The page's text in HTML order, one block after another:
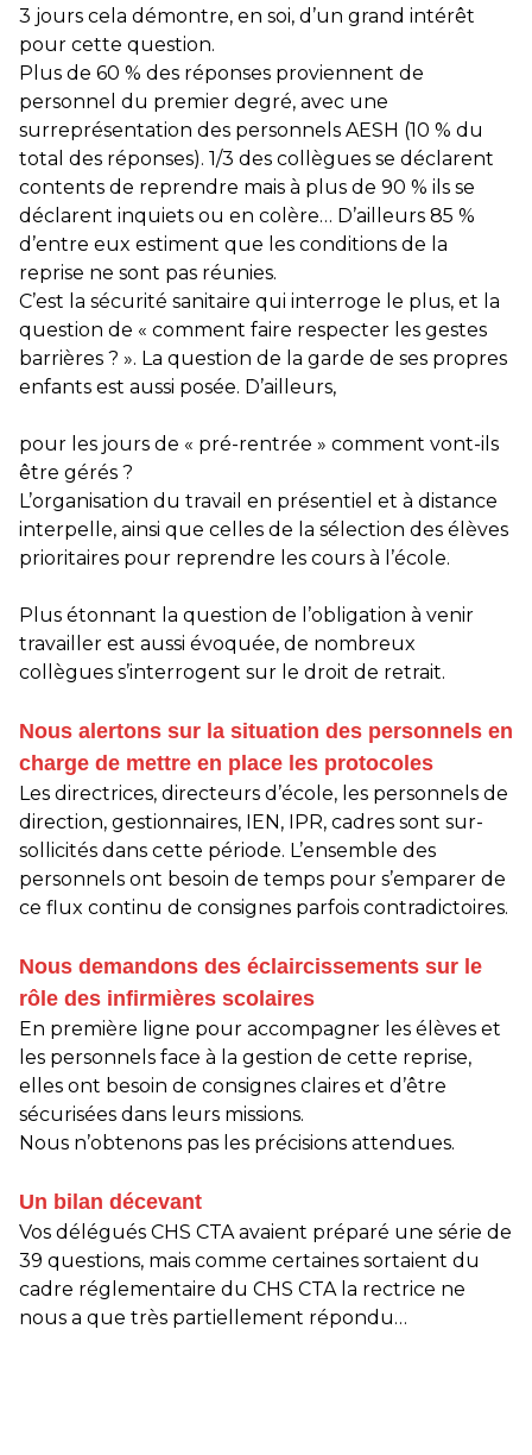
3 jours cela démontre, en soi, d’un grand intérêt
pour cette question.
Plus de 60 % des réponses proviennent de
personnel du premier degré, avec une
surreprésentation des personnels AESH (10 % du
total des réponses). 1/3 des collègues se déclarent
contents de reprendre mais à plus de 90 % ils se
déclarent inquiets ou en colère… D’ailleurs 85 %
d’entre eux estiment que les conditions de la
reprise ne sont pas réunies.
C’est la sécurité sanitaire qui interroge le plus, et la
question de « comment faire respecter les gestes
barrières ? ». La question de la garde de ses propres
enfants est aussi posée. D’ailleurs,
pour les jours de « pré-rentrée » comment vont-ils
être gérés ?
L’organisation du travail en présentiel et à distance
interpelle, ainsi que celles de la sélection des élèves
prioritaires pour reprendre les cours à l’école.
Plus étonnant la question de l’obligation à venir
travailler est aussi évoquée, de nombreux
collègues s’interrogent sur le droit de retrait.
Nous alertons sur la situation des personnels en
charge de mettre en place les protocoles
Les directrices, directeurs d’école, les personnels de
direction, gestionnaires, IEN, IPR, cadres sont sur-
sollicités dans cette période. L’ensemble des
personnels ont besoin de temps pour s’emparer de
ce flux continu de consignes parfois contradictoires.
Nous demandons des éclaircissements sur le
rôle des infirmières scolaires
En première ligne pour accompagner les élèves et
les personnels face à la gestion de cette reprise,
elles ont besoin de consignes claires et d’être
sécurisées dans leurs missions.
Nous n’obtenons pas les précisions attendues.
Un bilan décevant
Vos délégués CHS CTA avaient préparé une série de
39 questions, mais comme certaines sortaient du
cadre réglementaire du CHS CTA la rectrice ne
nous a que très partiellement répondu…